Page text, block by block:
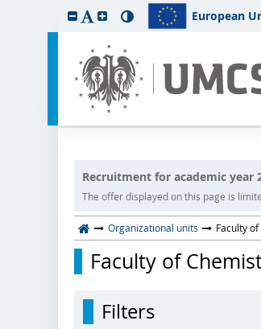
European
Recruitment for academic year
The offer displayed on this page is
Organizational units Faculty
Faculty of
Filters